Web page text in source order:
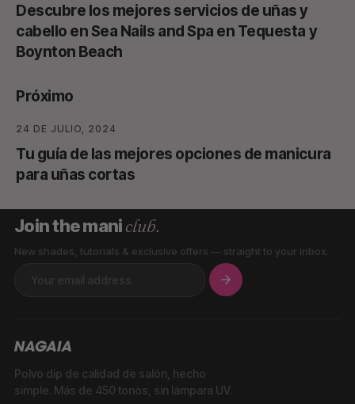
Descubre los mejores servicios de uñas y
cabello en Sea Nails and Spa en Tequesta y
Boynton Beach
Próximo
24 DE JULIO, 2024
Tu guía de las mejores opciones de manicura
para uñas cortas
Join the maniclub.
New shades, tutorials & exclusive offers — straight to your inbox.
Polvo dip de calidad de salón, hecho
simple. Más de 450 tonos, sin lámpara UV.